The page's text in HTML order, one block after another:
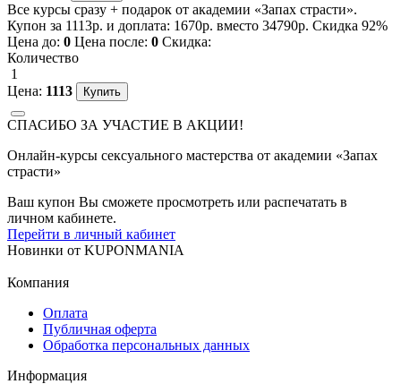
Все курсы сразу + подарок от академии «Запах страсти».
Купон за 1113р. и доплата: 1670р. вместо 34790р. Скидка 92%
Цена до: 0 Цена после: 0 Скидка:
Количество
1
Цена: 1113
СПАСИБО ЗА УЧАСТИЕ В АКЦИИ!
Онлайн-курсы сексуального мастерства от академии «Запах
страсти»
Ваш купон Вы сможете просмотреть или распечатать в
личном кабинете.
Перейти в личный кабинет
Новинки от KUPONMANIA
Компания
Оплата
Публичная оферта
Обработка персональных данных
Информация